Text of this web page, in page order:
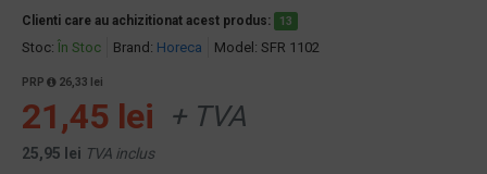
Clienti care au achizitionat acest produs: 13
Stoc: În Stoc Brand: Horeca Model: SFR 1102
PRP 26,33 lei
21,45 lei + TVA
25,95 lei TVA inclus